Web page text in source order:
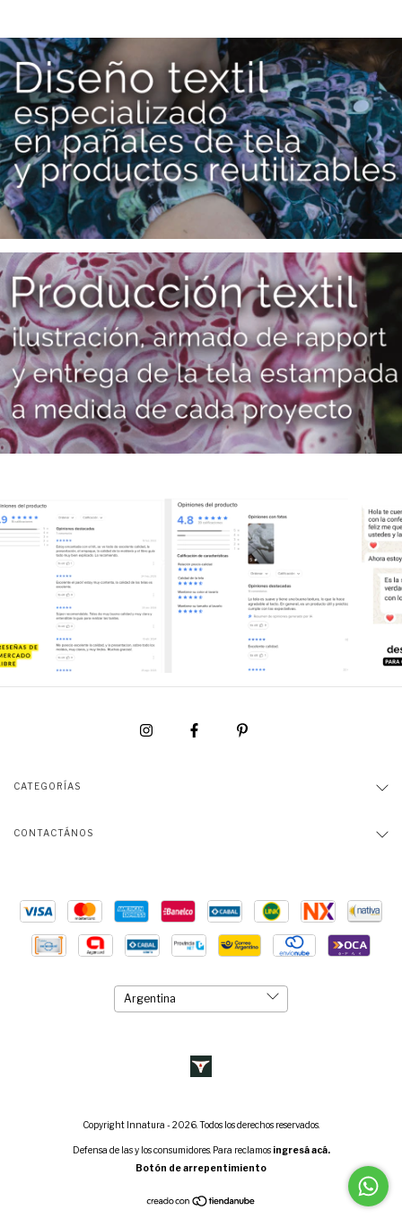
CATEGORÍAS
CONTACTÁNOS
Copyright Innatura - 2026. Todos los derechos reservados.
Defensa de las y los consumidores. Para reclamos ingresá acá.
Botón de arrepentimiento